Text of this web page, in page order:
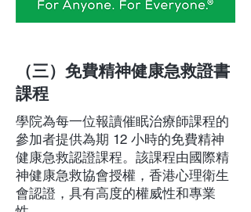
（三）免費精神健康急救證書
課程
學院為每一位報讀催眠治療師課程的
參加者提供為期 12 小時的免費精神
健康急救認證課程。該課程由國際精
神健康急救協會授權，香港心理衛生
會認證，具有高度的權威性和專業